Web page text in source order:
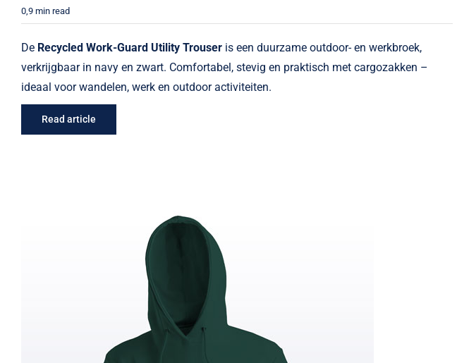
0,9 min read
De Recycled Work-Guard Utility Trouseris een duurzame outdoor- en werkbroek,
verkrijgbaar in navy en zwart. Comfortabel, stevig en praktisch met cargozakken –
ideaal voor wandelen, werk en outdoor activiteiten.
Read article